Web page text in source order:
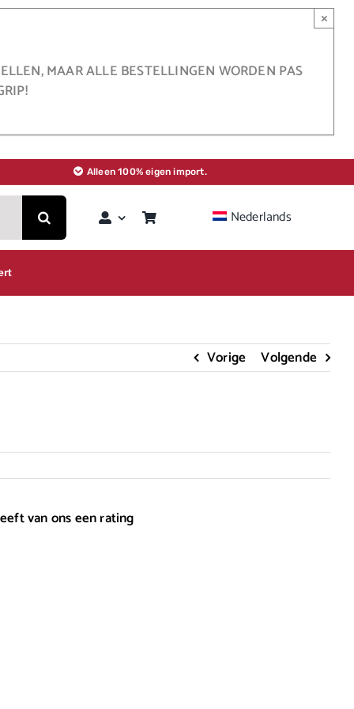
MAAR ALLE BESTELLINGEN WORDEN PAS
×
Alleen 100% eigen import.
Nederlands
Vorige Volgende
van ons een rating